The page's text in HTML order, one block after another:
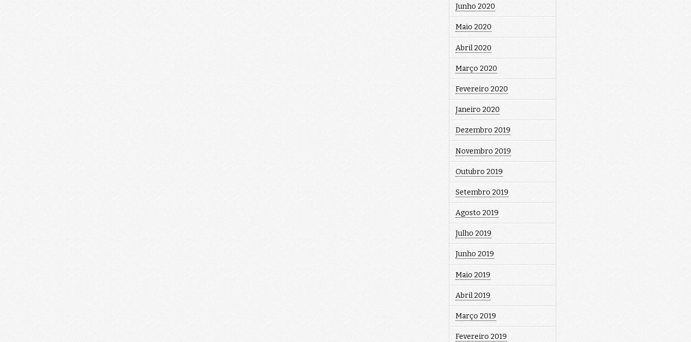
Junho 2020
Maio 2020
Abril 2020
Março 2020
Fevereiro 2020
Janeiro 2020
Dezembro 2019
Novembro 2019
Outubro 2019
Setembro 2019
Agosto 2019
Julho 2019
Junho 2019
Maio 2019
Abril 2019
Março 2019
Fevereiro 2019